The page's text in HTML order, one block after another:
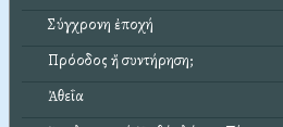
Σύγχρονη ἐποχή
Πρόοδος ἤ συντήρηση;
Ἀθεΐα